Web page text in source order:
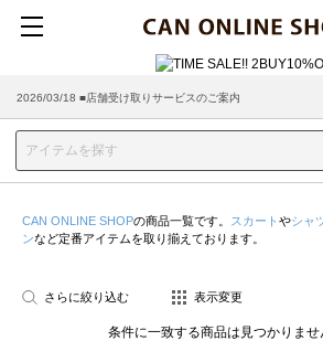
2026/03/18 ■店舗受け取りサービスのご案内
CAN ONLINE SHOPの商品一覧です。 スカート やシャ
ンなど定番アイテムを取り揃えております。
さらに絞り込む 表示変更
条件に一致する商品は見つかりませ